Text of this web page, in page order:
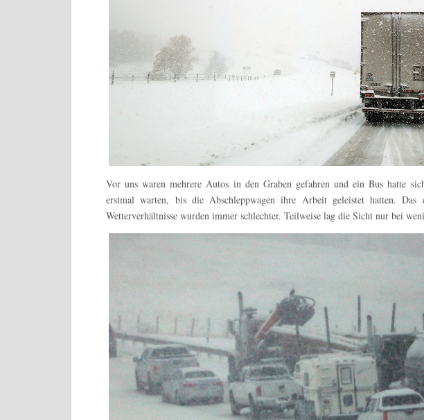
Vor uns waren mehrere Autos in den Graben gefahren und ein Bus hatte
erstmal warten, bis die Abschleppwagen ihre Arbeit geleistet hatten.
Wetterverhältnisse wurden immer schlechter. Teilweise lag die Sicht nur bei